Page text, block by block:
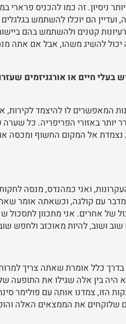
ניסיון. זה כמו להכניס פרארי
ועדיין הם יוכלו להשתמש
קטנים ולהשתמש בהם
לך מטרות הגיוניות אתה יכול להשיג משהו,
חיים או אורגניזמים
לו להיצמד לקירות,
יותר באזורי הפריפריה. כל שערה
אל המקום החשוף ומכסה
ואני כמהנדס, מנסה
עם קולגה, וכשאתה אומר
אחרים. אני מתכוון לתסכול
כלל אומרת שאתה צריך
היה בין אלה שגילו את התופעה
הזו, צמדנו אותה עם פולימר
שלוקחים את הממצאים האלה